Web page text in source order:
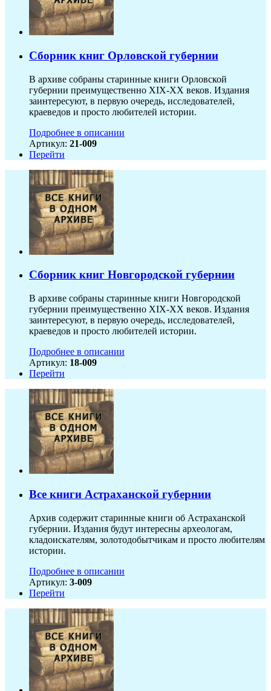
Сборник книг Орловской губернии
В архиве собраны старинные книги Орловской
губернии преимущественно XIX-ХХ веков. Издания
заинтересуют, в первую очередь, исследователей,
краеведов и просто любителей истории.
Подробнее в описании
Артикул: 21-009
Перейти
Сборник книг Новгородской губернии
В архиве собраны старинные книги Новгородской
губернии преимущественно XIX-ХХ веков. Издания
заинтересуют, в первую очередь, исследователей,
краеведов и просто любителей истории.
Подробнее в описании
Артикул: 18-009
Перейти
Все книги Астраханской губернии
Архив содержит старинные книги об Астраханской
губернии. Издания будут интересны археологам,
кладоискателям, золотодобытчикам и просто любителям
истории.
Подробнее в описании
Артикул: 3-009
Перейти